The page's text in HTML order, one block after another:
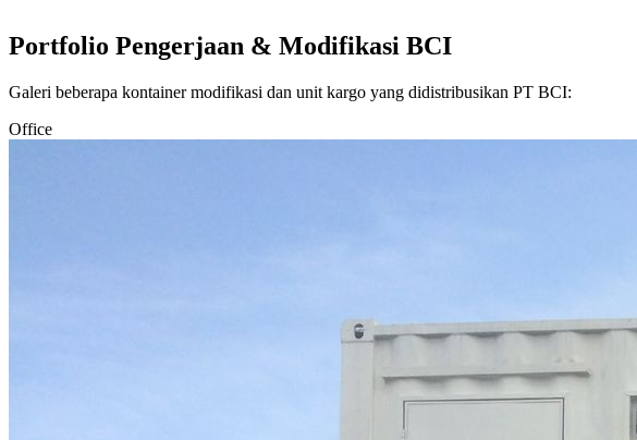
Portfolio Pengerjaan & Modifikasi BCI
Galeri beberapa kontainer modifikasi dan unit kargo yang didistribusikan PT BCI:
Office